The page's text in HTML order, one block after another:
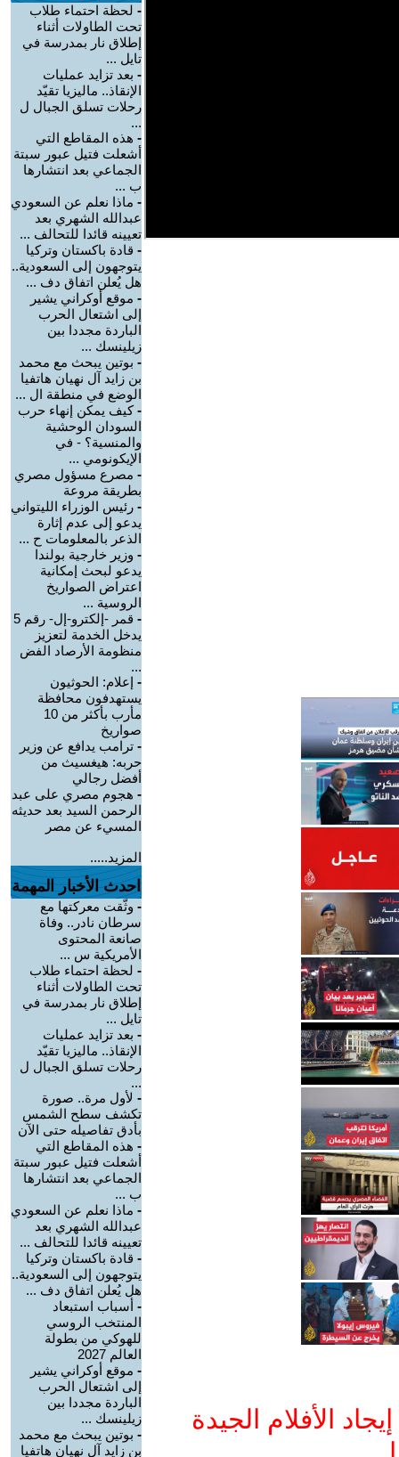
الأفلام الجيدة
- لحظة احتماء طلاب
تحت الطاولات أثناء
إطلاق نار بمدرسة في
تايل ...
- بعد تزايد عمليات
الإنقاذ.. ماليزيا تقيّد
رحلات تسلق الجبال ل
...
- هذه المقاطع التي
أشعلت فتيل عبور سبتة
الجماعي بعد انتشارها
ب ...
- ماذا نعلم عن السعودي
عبدالله الشهري بعد
تعيينه قائدا للتحالف ...
- قادة باكستان وتركيا
يتوجهون إلى السعودية..
هل يُعلن اتفاق دف ...
- موقع أوكراني يشير
إلى اشتعال الحرب
الباردة مجددا بين
زيلينسك ...
- بوتين يبحث مع محمد
بن زايد آل نهيان هاتفيا
الوضع في منطقة ال ...
-كيف يمكن إنهاء حرب
السودان الوحشية
والمنسية؟ - في
الإيكونومي ...
- مصرع مسؤول مصري
بطريقة مروعة
- رئيس الوزراء الليتواني
يدعو إلى عدم إثارة
الذعر بالمعلومات ح ...
- وزير خارجية بولندا
يدعو لبحث إمكانية
اعتراض الصواريخ
الروسية ...
-
قمر -إلكترو-إل- رقم 5
يدخل الخدمة لتعزيز
منظومة الأرصاد الفض
...
- إعلام: الحوثيون
يستهدفون محافظة
مأرب بأكثر من 10
صواريخ
- ترامب يدافع عن وزير
حربه: هيغسيث من
أفضل رجالي
- هجوم مصري على عبد
الرحمن السيد بعد حديثه
المسيء عن مصر
المزيد.....
احدث الأخبار المهمة
- وثّقت معركتها مع
سرطان نادر.. وفاة
صانعة المحتوى
الأمريكية س ...
- لحظة احتماء طلاب
تحت الطاولات أثناء
إطلاق نار بمدرسة في
تايل ...
- بعد تزايد عمليات
الإنقاذ.. ماليزيا تقيّد
رحلات تسلق الجبال ل
...
- لأول مرة.. صورة
تكشف سطح الشمس
بأدق تفاصيله حتى الآن
- هذه المقاطع التي
أشعلت فتيل عبور سبتة
الجماعي بعد انتشارها
ب ...
- ماذا نعلم عن السعودي
عبدالله الشهري بعد
تعيينه قائدا للتحالف ...
- قادة باكستان وتركيا
يتوجهون إلى السعودية..
هل يُعلن اتفاق دف ...
- أسباب استبعاد
المنتخب الروسي
للهوكي من بطولة
العالم 2027
- موقع أوكراني يشير
إلى اشتعال الحرب
الباردة مجددا بين
زيلينسك ...
- بوتين يبحث مع محمد
بن زايد آل نهيان هاتفيا